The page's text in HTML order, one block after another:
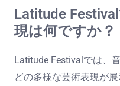
Latitude
現は何ですか？
Latitude Festivalでは、
どの多様な芸術表現が